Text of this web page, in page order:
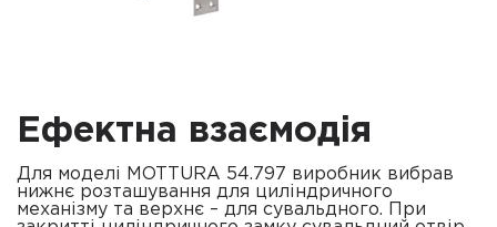
Ефектна взаємодія
Для моделі MOTTURA 54.797 виробник вибрав
нижнє розташування для циліндричного
механізму та верхнє – для сувальдного. При